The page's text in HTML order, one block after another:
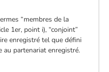
“membres de la
1er, point i), “conjoint”
enregistré tel que défini
partenariat enregistré.